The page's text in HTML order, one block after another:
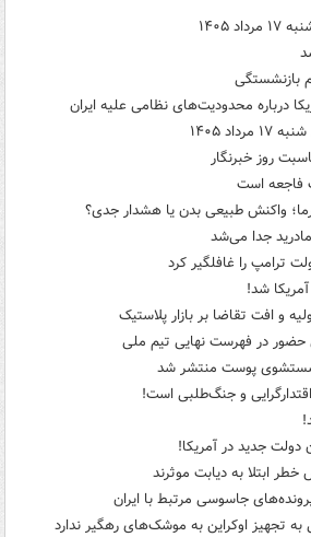
۱۴۰۵
بازنشستگی
درباره محدودیت‌های نظامی علیه ایران
۱۴۰۵
روز خبرنگار
فاجعه است
واکنش طبیعی بدن یا هشدار جدی؟
مادرید جدا می‌شد
ترامپ را غافلگیر کرد
شد!
و افت تقاضا بر بازار پلاستیک
پوست منتشر شد
و جنگ‌طلبی است!
دولت جدید در آمریکا!
ابتلا به دیابت موثرند
جاسوسی مرتبط با ایران
به تجهیز اوکراین به موشک‌های رهگیر ندارد